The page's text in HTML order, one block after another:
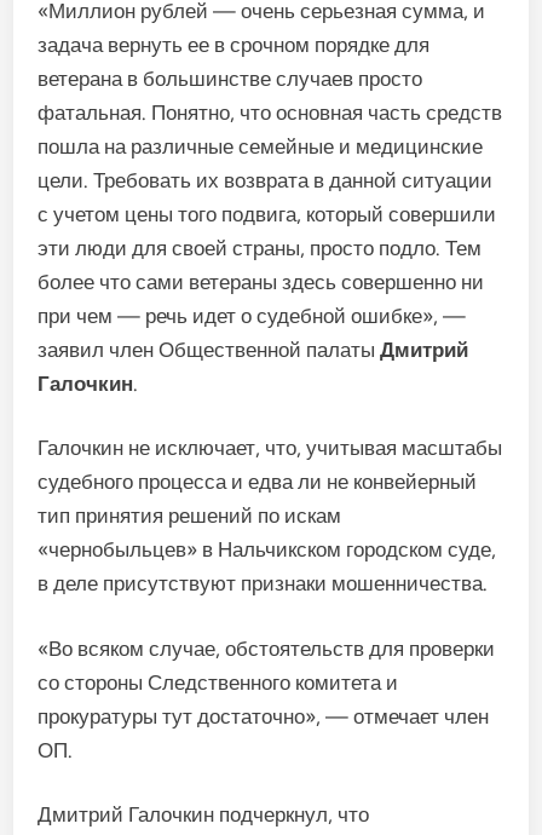
«Миллион рублей — очень серьезная сумма, и
задача вернуть ее в срочном порядке для
ветерана в большинстве случаев просто
фатальная. Понятно, что основная часть средств
пошла на различные семейные и медицинские
цели. Требовать их возврата в данной ситуации
с учетом цены того подвига, который совершили
эти люди для своей страны, просто подло. Тем
более что сами ветераны здесь совершенно ни
при чем — речь идет о судебной ошибке», —
заявил член Общественной палатыДмитрий
Галочкин.
Галочкин не исключает, что, учитывая масштабы
судебного процесса и едва ли не конвейерный
тип принятия решений по искам
«чернобыльцев» в Нальчикском городском суде,
в деле присутствуют признаки мошенничества.
«Во всяком случае, обстоятельств для проверки
со стороны Следственного комитета и
прокуратуры тут достаточно», — отмечает член
ОП.
Дмитрий Галочкин подчеркнул, что